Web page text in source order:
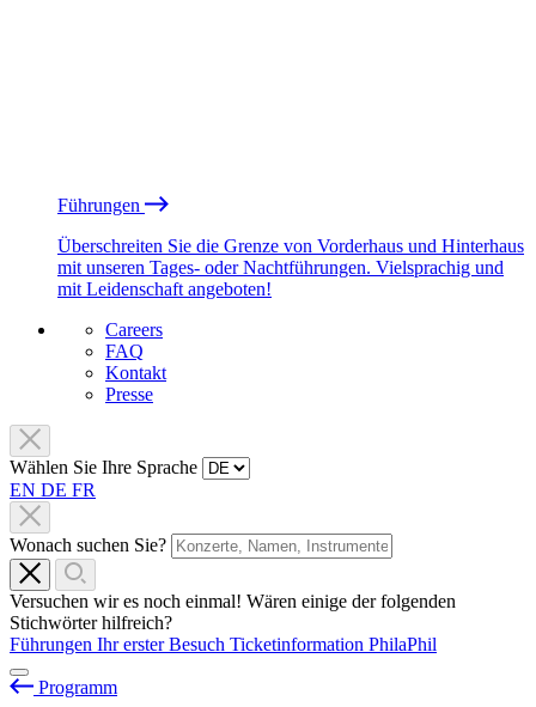
Führungen
Überschreiten Sie die Grenze von Vorderhaus und Hinterhaus
mit unseren Tages- oder Nachtführungen. Vielsprachig und
mit Leidenschaft angeboten!
Careers
FAQ
Kontakt
Presse
Wählen Sie Ihre Sprache
EN DE FR
Wonach suchen Sie?
Versuchen wir es noch einmal! Wären einige der folgenden
Stichwörter hilfreich?
Führungen Ihr erster Besuch Ticketinformation PhilaPhil
Programm